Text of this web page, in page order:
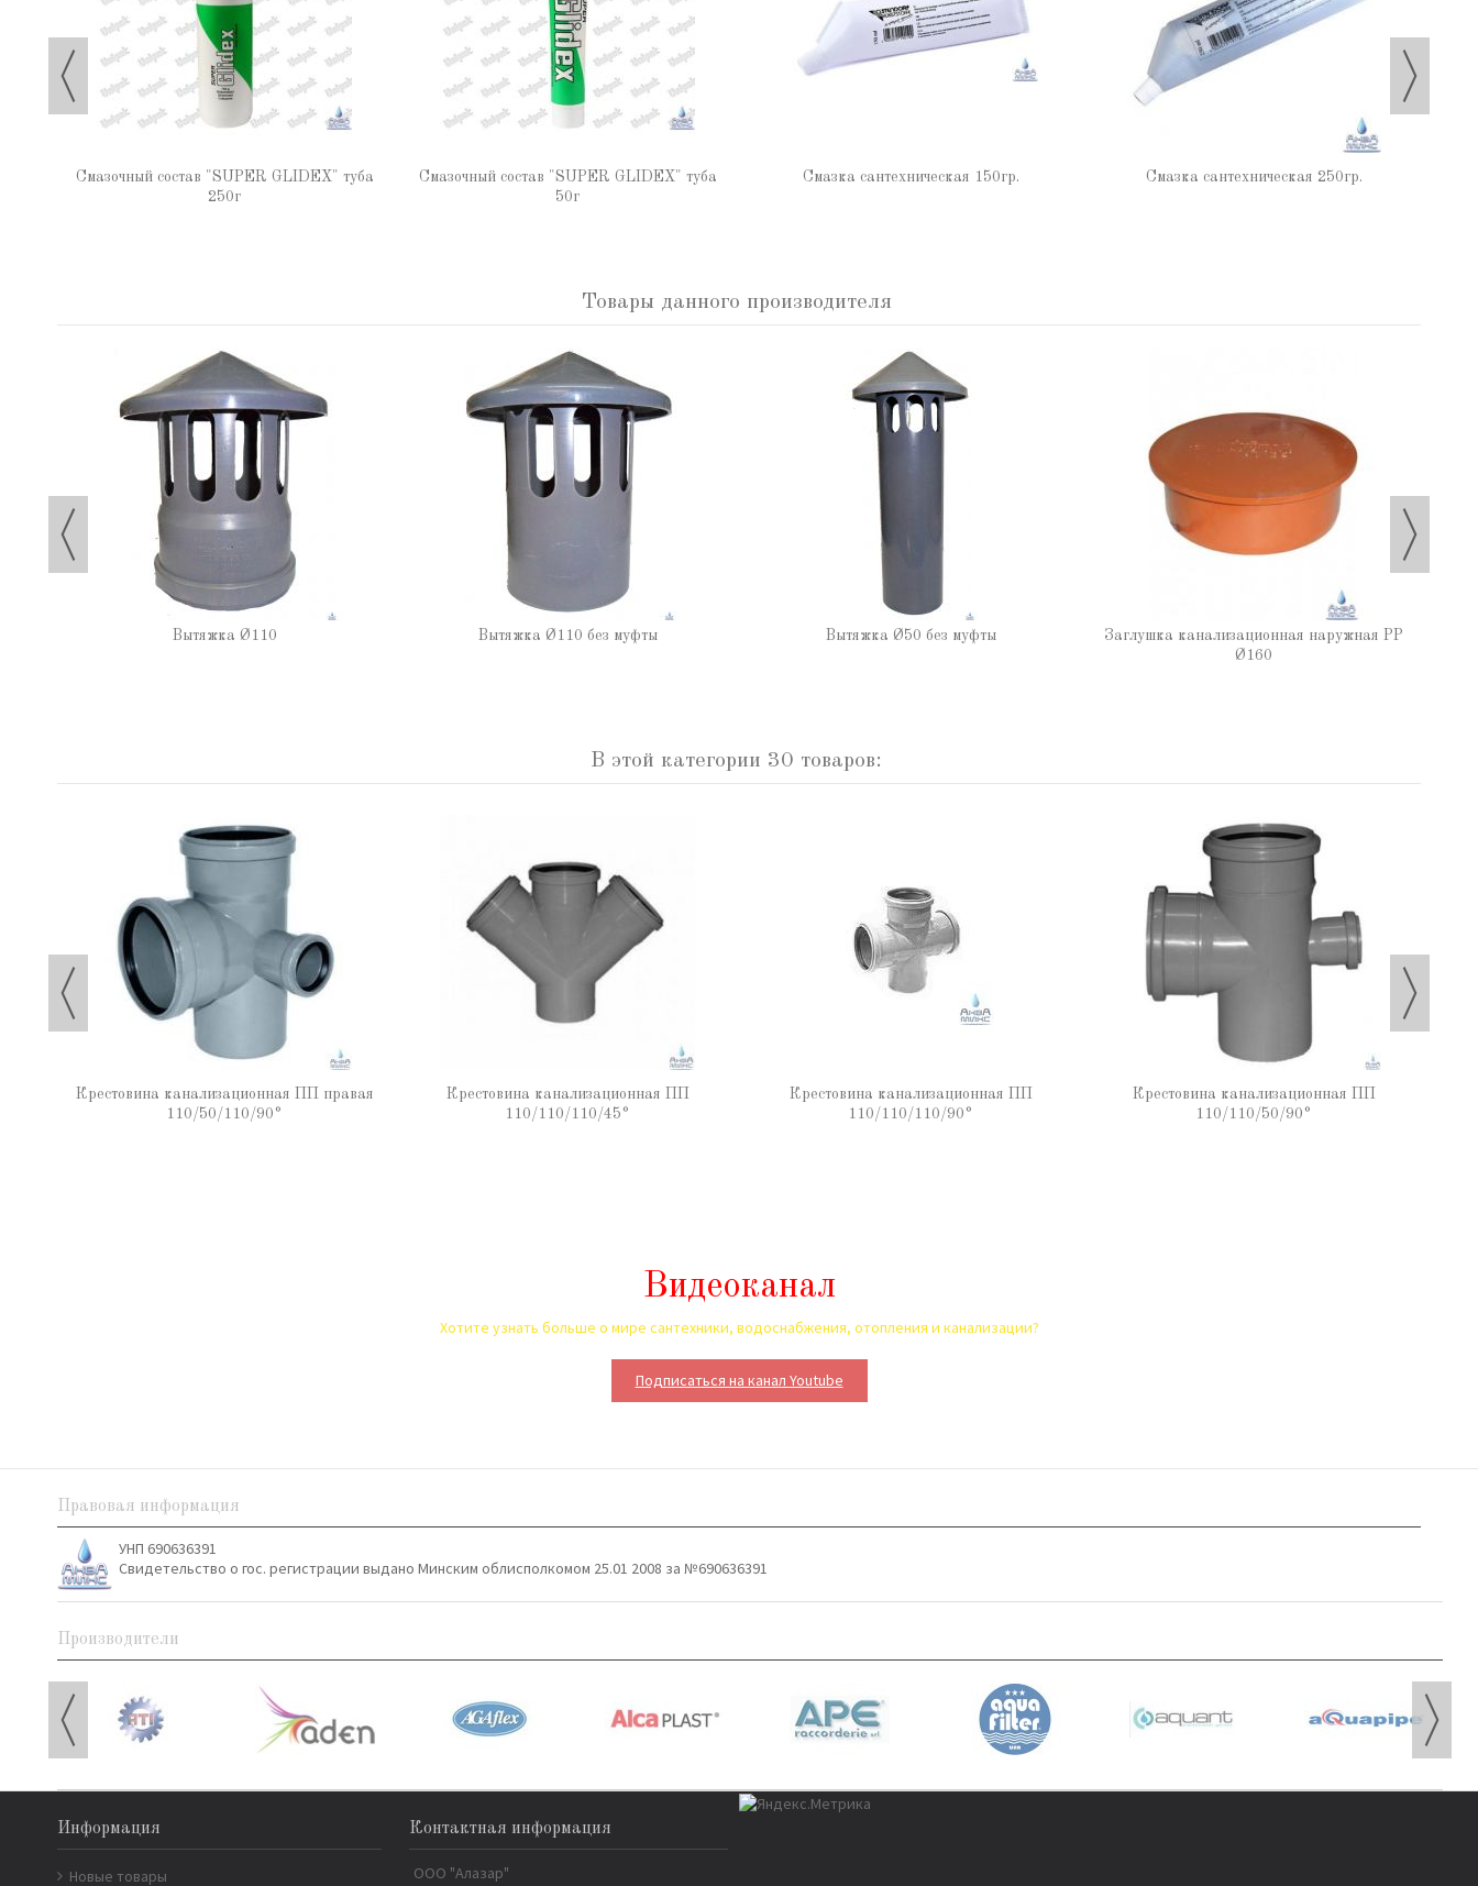
Смазочный состав "SUPER GLIDEX" туба
250г
Смазочный состав "SUPER GLIDEX" туба
50г
Смазка сантехническая 150гр. Смазка сантехническая 250гр.
Товары данного производителя
Вытяжка Ø110 Вытяжка Ø110 без муфты Вытяжка Ø50 без муфты
Заглушка канализационная наружная РР
Ø160
В этой категории 30 товаров:
Крестовина канализационная ПП правая
110/50/110/90°
Крестовина канализационная ПП
110/110/110/45°
Крестовина канализационная ПП
110/110/110/90°
Крестовина канализационная ПП
110/110/50/90°
Видеоканал
Хотите узнать больше о мире сантехники, водоснабжения, отопления и канализации?
Подписаться на канал Youtube
Правовая информация
УНП 690636391
Свидетельство о гос. регистрации выдано Минским облисполкомом 25.01 2008 за №690636391
Производители
Информация
Новые товары
Контактная информация
ООО "Алазар"